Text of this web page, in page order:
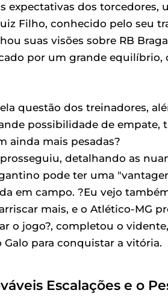
expectativas dos
Filho, conhecido pelo seu
suas visões sobre RB
por um grande
questão dos treinadores,
possibilidade de empate,
ainda mais pesadas?
detalhando as
pode ter uma
em campo. ?Eu vejo
mais, e o Atlético-MG
o jogo?, completou o
para conquistar a vitória.
Escalações e o